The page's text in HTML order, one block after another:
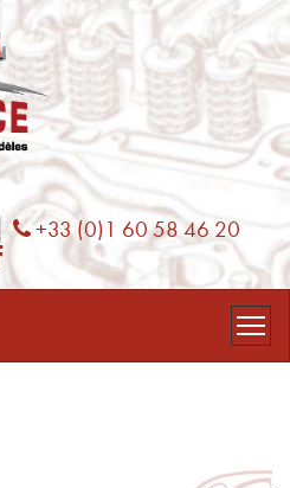
Phone
+33 (0)1 60 58 46 20
Facebook